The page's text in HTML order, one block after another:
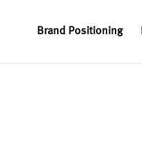
Brand Positioning